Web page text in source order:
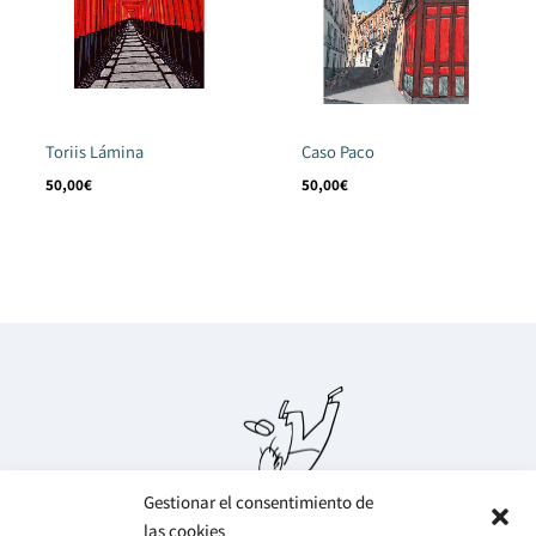
Gestionar el consentimiento de
las cookies
Toriis Lámina
50,00€
Caso Paco
50,00€